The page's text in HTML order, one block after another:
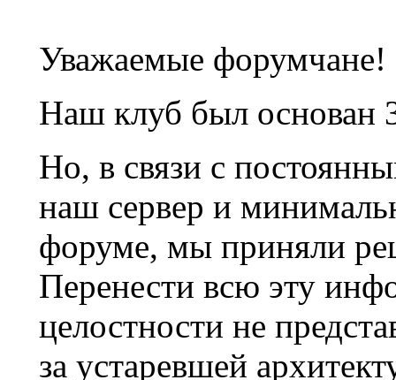
Уважаемые форумчане!
Наш клуб был основан
Но, в связи с
наш сервер и
форуме, мы приняли
Перенести всю эту
целостности не
за устаревшей